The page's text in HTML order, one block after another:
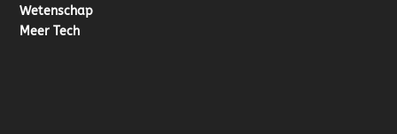
Wetenschap
Meer Tech